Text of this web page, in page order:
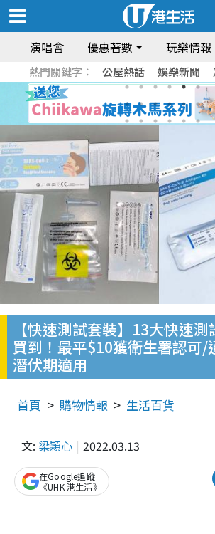
演唱會 優惠著數 玩樂情報
熱門關鍵字： 公屋熱話 娛樂新聞
【快速測試套裝】13大快速
買到！最平$10獲衛生署認可/
潛伏期適用
首頁 購物情報 生活百貨
文: 梁穎心 2022.03.13
在Google追蹤
《UHK 港生活》